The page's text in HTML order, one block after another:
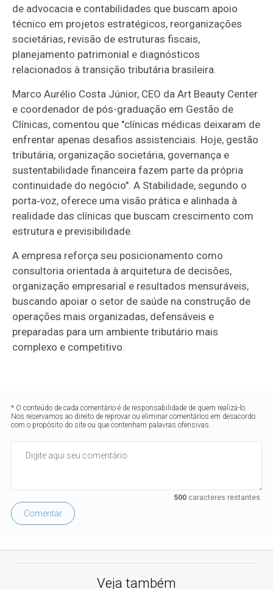
de advocacia e contabilidades que buscam apoio
técnico em projetos estratégicos, reorganizações
societárias, revisão de estruturas fiscais,
planejamento patrimonial e diagnósticos
relacionados à transição tributária brasileira.
Marco Aurélio Costa Júnior, CEO da Art Beauty Center
e coordenador de pós-graduação em Gestão de
Clínicas, comentou que "clínicas médicas deixaram de
enfrentar apenas desafios assistenciais. Hoje, gestão
tributária, organização societária, governança e
sustentabilidade financeira fazem parte da própria
continuidade do negócio". A Stabilidade, segundo o
porta‑voz, oferece uma visão prática e alinhada à
realidade das clínicas que buscam crescimento com
estrutura e previsibilidade.
A empresa reforça seu posicionamento como
consultoria orientada à arquitetura de decisões,
organização empresarial e resultados mensuráveis,
buscando apoiar o setor de saúde na construção de
operações mais organizadas, defensáveis e
preparadas para um ambiente tributário mais
complexo e competitivo.
* O conteúdo de cada comentário é de responsabilidade de quem realizá-lo.
Nos reservamos ao direito de reprovar ou eliminar comentários em desacordo
com o propósito do site ou que contenham palavras ofensivas.
500caracteres restantes.
Comentar
Veja também